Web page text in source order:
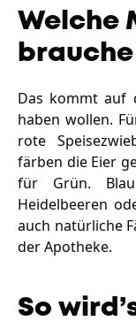
Welche
Das kommt auf
haben wollen.
rote
färben die Eier
für Grün.
Heidelbeeren
auch natürliche
der Apotheke.
So